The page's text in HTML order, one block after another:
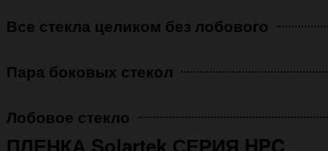
Все стекла целиком без лобового
Пара боковых стекол
Лобовое стекло
ПЛЕНКА Solartek СЕРИЯ HPC